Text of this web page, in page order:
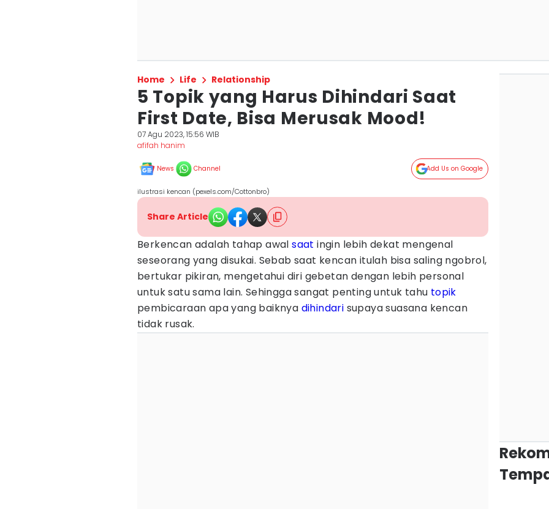
Home Life Relationship
5 Topik yang Harus Dihindari Saat
First Date, Bisa Merusak Mood!
07 Agu 2023, 15:56 WIB
afifah hanim
News Channel Add Us on Google
ilustrasi kencan (pexels.com/Cottonbro)
Share Article
Berkencan adalah tahap awalsaat ingin lebih dekat mengenal
seseorang yang disukai. Sebab saat kencan itulah bisa saling ngobrol,
bertukar pikiran, mengetahui diri gebetan dengan lebih personal
untuk satu sama lain. Sehingga sangat penting untuk tahu topik
pembicaraan apa yang baiknya dihindari supaya suasana kencan
tidak rusak.